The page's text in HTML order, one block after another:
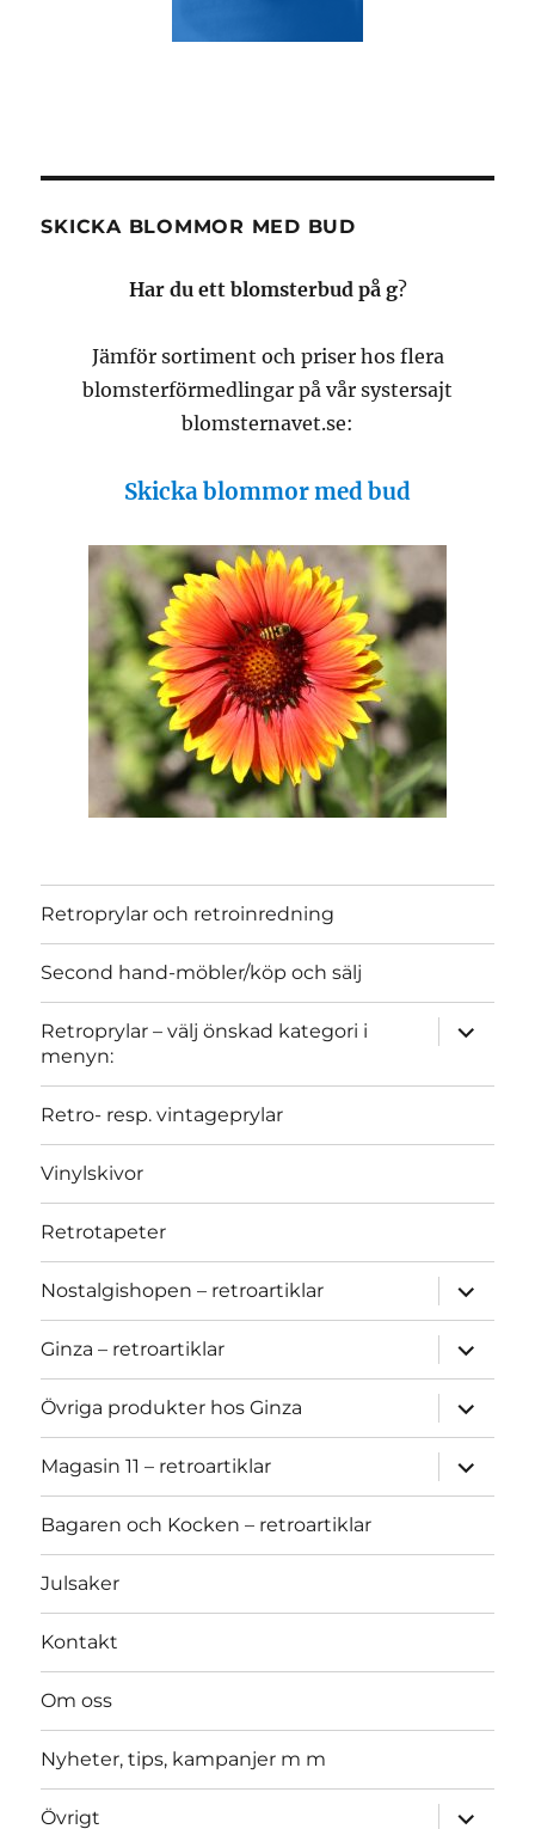
SKICKA BLOMMOR MED BUD
Har du ett blomsterbud på g?
Jämför sortiment och priser hos flera
blomsterförmedlingar på vår systersajt
blomsternavet.se:
Skicka blommor med bud
Retroprylar och retroinredning
Second hand-möbler/köp och sälj
Retroprylar – välj önskad kategori i
menyn:
expand
child
Retro- resp. vintageprylar
Vinylskivor
Retrotapeter
Nostalgishopen – retroartiklar
expand
child
menu
Ginza – retroartiklar
expand
child
menu
Övriga produkter hos Ginza
expand
child
menu
Magasin 11 – retroartiklar
expand
child
menu
Bagaren och Kocken – retroartiklar
Julsaker
Kontakt
Om oss
Nyheter, tips, kampanjer m m
Övrigt
expand